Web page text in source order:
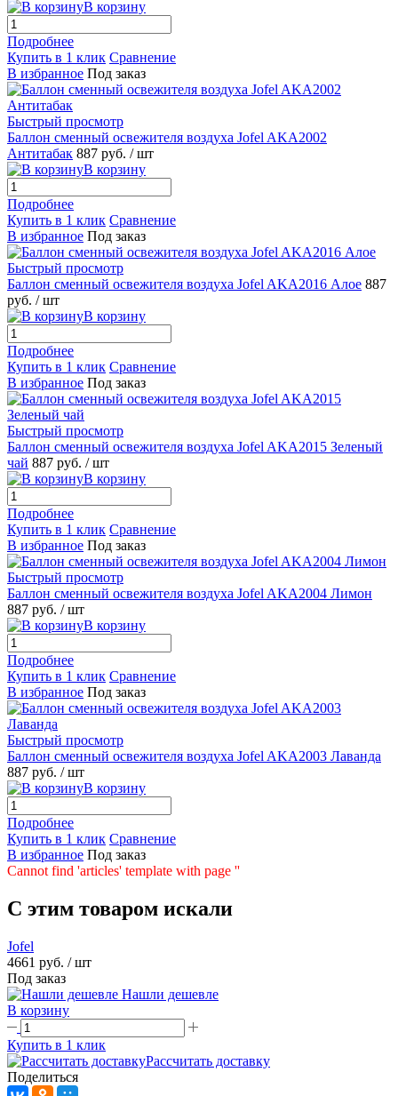
В корзину
Подробнее
Купить в 1 клик Сравнение
В избранное Под заказ
Быстрый просмотр
Баллон сменный освежителя воздуха Jofel AKA2002
Антитабак 887 руб. / шт
В корзину
Подробнее
Купить в 1 клик Сравнение
В избранное Под заказ
Быстрый просмотр
Баллон сменный освежителя воздуха Jofel AKA2016 Алое 887
руб. / шт
В корзину
Подробнее
Купить в 1 клик Сравнение
В избранное Под заказ
Быстрый просмотр
Баллон сменный освежителя воздуха Jofel AKA2015 Зеленый
чай 887 руб. / шт
В корзину
Подробнее
Купить в 1 клик Сравнение
В избранное Под заказ
Быстрый просмотр
Баллон сменный освежителя воздуха Jofel AKA2004 Лимон
887 руб. / шт
В корзину
Подробнее
Купить в 1 клик Сравнение
В избранное Под заказ
Быстрый просмотр
Баллон сменный освежителя воздуха Jofel AKA2003 Лаванда
887 руб. / шт
В корзину
Подробнее
Купить в 1 клик Сравнение
В избранное Под заказ
Cannot find 'articles' template with page ''
C этим товаром искали
Jofel
4661 руб. / шт
Под заказ
Нашли дешевле
В корзину
Купить в 1 клик
Рассчитать доставку
Поделиться